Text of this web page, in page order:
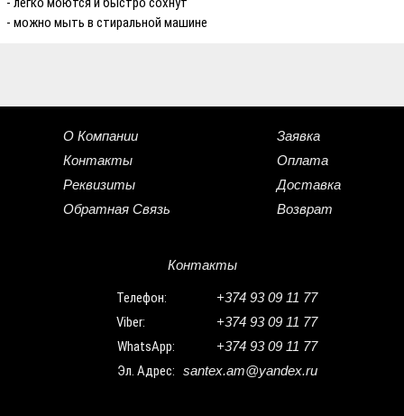
- можно мыть в стиральной машине
О Компании
Контакты
Реквизиты
Обратная Связь
Заявка
Оплата
Доставка
Возврат
Контакты
Телефон: +374 93 09 11 77
Viber: +374 93 09 11 77
WhatsApp: +374 93 09 11 77
Эл. Адрес: santex.am@yandex.ru